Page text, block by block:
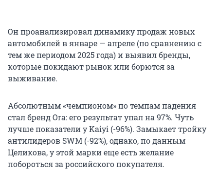
Он проанализировал динамику продаж новых
автомобилей в январе — апреле (по сравнению с
тем же периодом 2025 года) и выявил бренды,
которые покидают рынок или борются за
выживание.
Абсолютным «чемпионом» по темпам падения
стал бренд Ora: его результат упал на 97%. Чуть
лучше показатели у Kaiyi (-96%). Замыкает тройку
антилидеров SWM (-92%), однако, по данным
Целикова, у этой марки еще есть желание
побороться за российского покупателя.